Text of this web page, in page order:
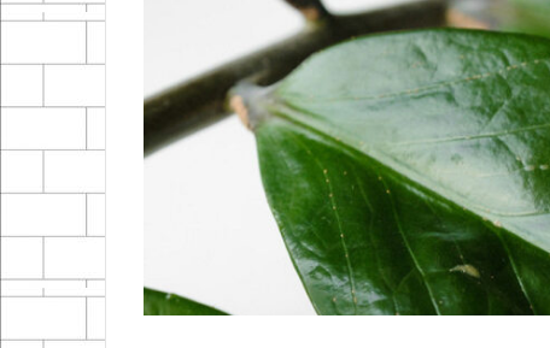
Как сделать приспособление
для гибки арматуры
05.05.2026
Самодельный
на ардуино и